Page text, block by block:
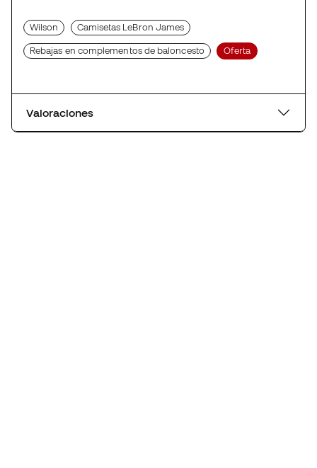
Wilson Camisetas LeBron James
Rebajas en complementos de baloncesto Oferta
Valoraciones